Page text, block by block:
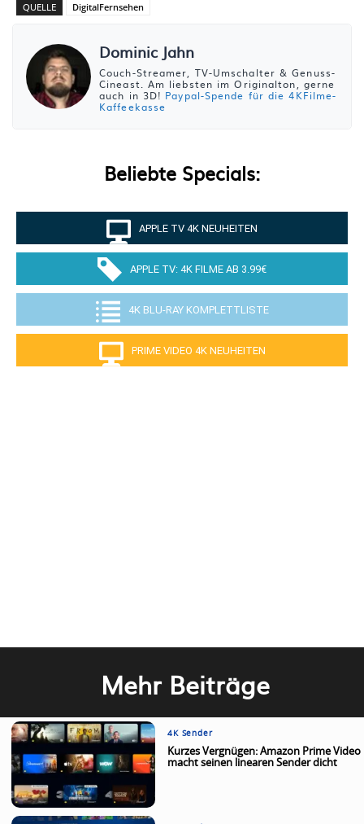
QUELLE DigitalFernsehen
Dominic Jahn
Couch-Streamer, TV-Umschalter & Genuss-
Cineast. Am liebsten im Originalton, gerne
auch in 3D! Paypal-Spende für die 4KFilme-
Kaffeekasse
Beliebte Specials:
APPLE TV 4K NEUHEITEN
APPLE TV: 4K FILME AB 3.99€
4K BLU-RAY KOMPLETTLISTE
PRIME VIDEO 4K NEUHEITEN
Mehr Beiträge
4K Sender
Kurzes Vergnügen: Amazon Prime Video
macht seinen linearen Sender dicht